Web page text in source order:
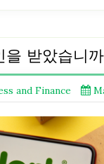
을 받았습니
and Finance